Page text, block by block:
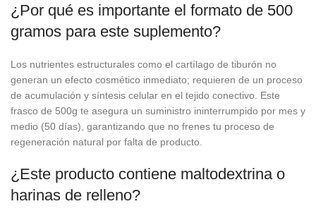
¿Por qué es importante el formato de 500
gramos para este suplemento?
Los nutrientes estructurales como el cartílago de tiburón no
generan un efecto cosmético inmediato; requieren de un proceso
de acumulación y síntesis celular en el tejido conectivo. Este
frasco de 500g te asegura un suministro ininterrumpido por mes y
medio (50 días), garantizando que no frenes tu proceso de
regeneración natural por falta de producto.
¿Este producto contiene maltodextrina o
harinas de relleno?